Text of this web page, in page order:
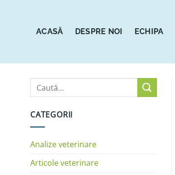
ACASĂ DESPRE NOI ECHIPA
CATEGORII
Analize veterinare
Articole veterinare